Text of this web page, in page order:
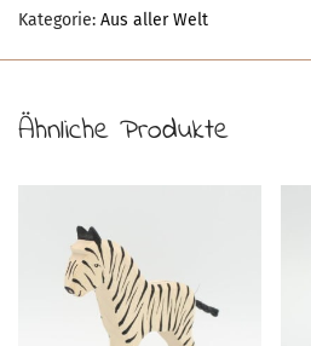
Kategorie: Aus aller Welt
Ähnliche Produkte